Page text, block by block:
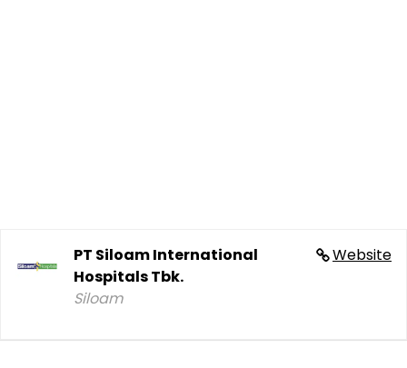
Website
PT Siloam International
Hospitals Tbk.
Siloam